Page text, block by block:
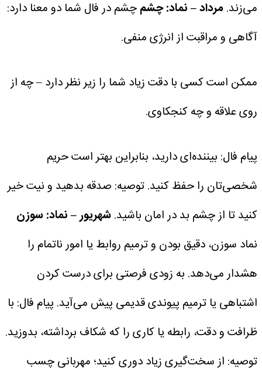
می‌زند.مرداد – نماد: چشمچشم در فال شما دو معنا دارد:
آگاهی و مراقبت از انرژی منفی.
ممکن است کسی با دقت زیاد شما را زیر نظر دارد – چه از
روی علاقه و چه کنجکاوی.
پیام فال: بیننده‌ای دارید، بنابراین بهتر است حریم
شخصی‌تان را حفظ کنید.توصیه: صدقه بدهید و نیت خیر
کنید تا از چشم بد در امان باشید.شهریور – نماد: سوزن
نماد سوزن، دقیق بودن و ترمیم روابط یا امور ناتمام را
هشدار می‌دهد. به زودی فرصتی برای درست کردن
اشتباهی یا ترمیم پیوندی قدیمی پیش می‌آید. پیام فال: با
ظرافت و دقت، رابطه یا کاری را که شکاف برداشته، بدوزید.
توصیه: از سخت‌گیری زیاد دوری کنید؛ مهربانی چسب